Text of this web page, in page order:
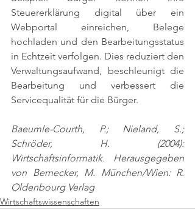
Steuererklärung digital über ein
Webportal einreichen, Belege
hochladen und den Bearbeitungsstatus
in Echtzeit verfolgen. Dies reduziert den
Verwaltungsaufwand, beschleunigt die
Bearbeitung und verbessert die
Servicequalität für die Bürger.
Baeumle-Courth, P.; Nieland, S.;
Schröder, H. (2004):
Wirtschaftsinformatik. Herausgegeben
von Bernecker, M. München/Wien: R.
Oldenbourg Verlag
Wirtschaftswissenschaften